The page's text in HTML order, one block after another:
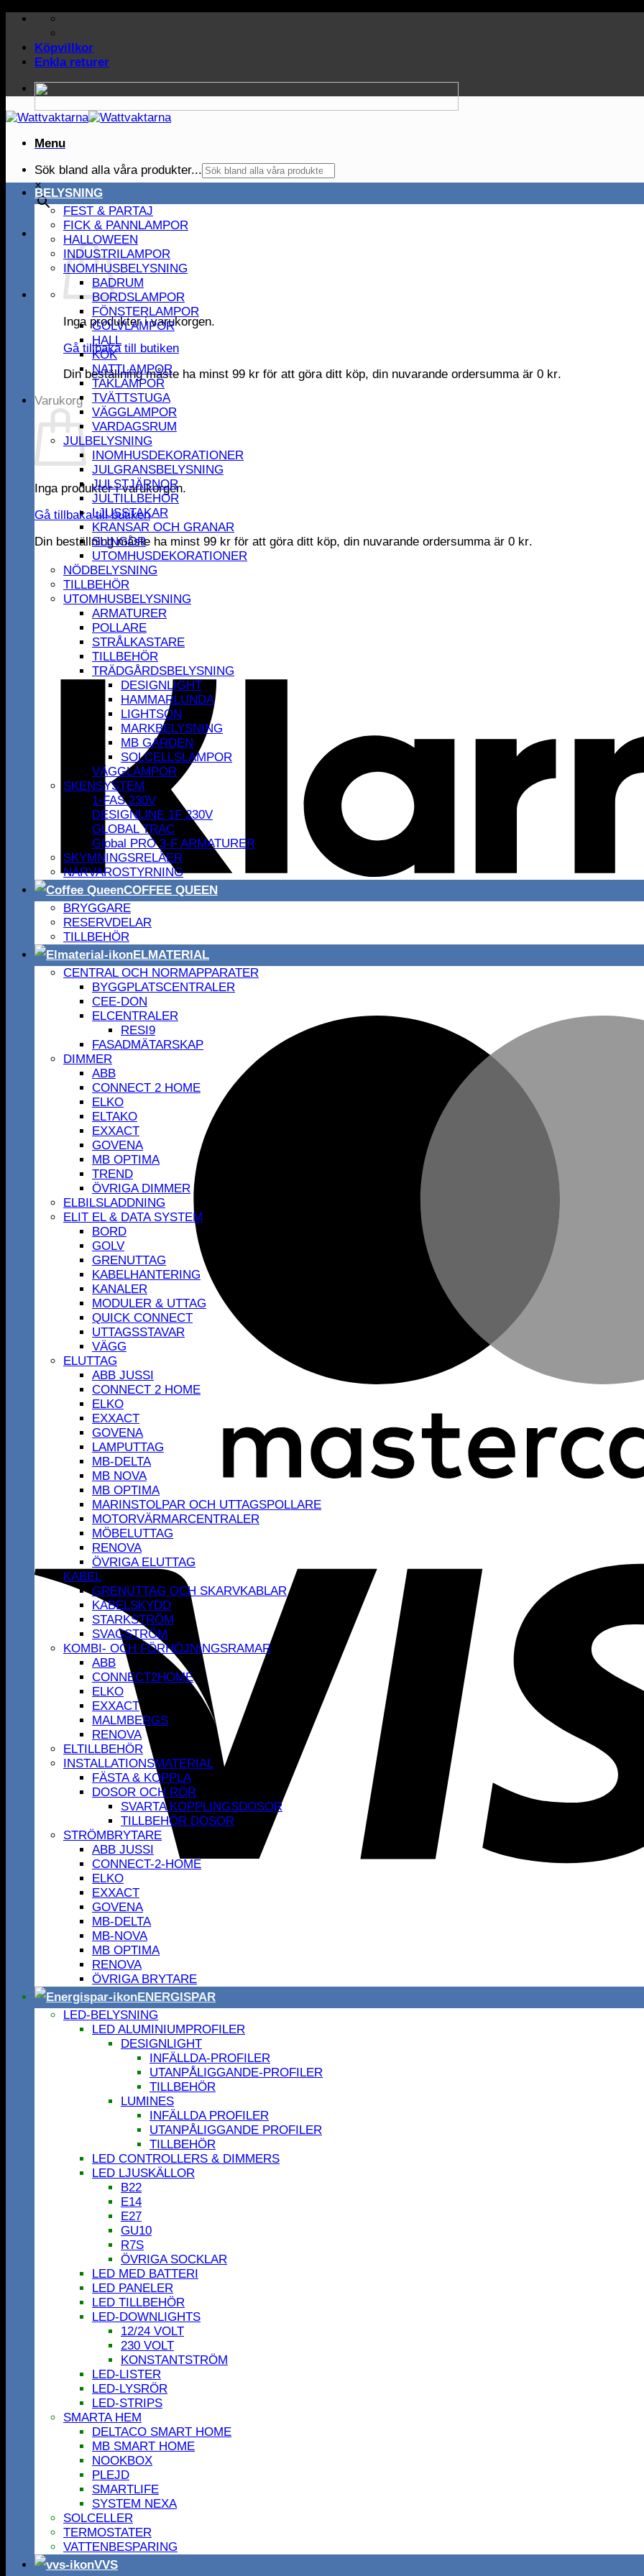
Skip
contentKöpvillkor
Enkla returer
Menu
Sök bland alla våra produkter...
×
Inga produkter i varukorgen.
Gå tillbaka till butiken
Din beställning måste ha minst 99 kr för att göra ditt köp, din nuvarande ordersumma är 0 kr.
Varukorg
Inga produkter i varukorgen.
Gå tillbaka till butiken
Din beställning måste ha minst 99 kr för att göra ditt köp, din nuvarande ordersumma är 0 kr.
BELYSNING
FEST & PARTAJ
FICK & PANNLAMPOR
HALLOWEEN
INDUSTRILAMPOR
INOMHUSBELYSNING
BADRUM
BORDSLAMPOR
FÖNSTERLAMPOR
GOLVLAMPOR
HALL
KÖK
NATTLAMPOR
TAKLAMPOR
TVÄTTSTUGA
VÄGGLAMPOR
VARDAGSRUM
JULBELYSNING
INOMHUSDEKORATIONER
JULGRANSBELYSNING
JULSTJÄRNOR
JULTILLBEHÖR
LJUSSTAKAR
KRANSAR OCH GRANAR
SLINGOR
UTOMHUSDEKORATIONER
NÖDBELYSNING
TILLBEHÖR
UTOMHUSBELYSNING
ARMATURER
POLLARE
STRÅLKASTARE
TILLBEHÖR
TRÄDGÅRDSBELYSNING
DESIGNLIGHT
HAMMARLUNDA
LIGHTSON
MARKBELYSNING
MB GARDEN
SOLCELLSLAMPOR
VÄGGLAMPOR
SKENSYSTEM
1-FAS 230V
DESIGNLINE 1F 230V
GLOBAL TRAC
Global PRO 3-F ARMATURER
SKYMNINGSRELÄER
NÄRVAROSTYRNING
COFFEE QUEEN
BRYGGARE
RESERVDELAR
TILLBEHÖR
ELMATERIAL
CENTRAL OCH NORMAPPARATER
BYGGPLATSCENTRALER
CEE-DON
ELCENTRALER
RESI9
FASADMÄTARSKAP
DIMMER
ABB
CONNECT 2 HOME
ELKO
ELTAKO
EXXACT
GOVENA
MB OPTIMA
TREND
ÖVRIGA DIMMER
ELBILSLADDNING
ELIT EL & DATA SYSTEM
BORD
GOLV
GRENUTTAG
KABELHANTERING
KANALER
MODULER & UTTAG
QUICK CONNECT
UTTAGSSTAVAR
VÄGG
ELUTTAG
ABB JUSSI
CONNECT 2 HOME
ELKO
EXXACT
GOVENA
LAMPUTTAG
MB-DELTA
MB NOVA
MB OPTIMA
MARINSTOLPAR OCH UTTAGSPOLLARE
MOTORVÄRMARCENTRALER
MÖBELUTTAG
RENOVA
ÖVRIGA ELUTTAG
KABEL
GRENUTTAG OCH SKARVKABLAR
KABELSKYDD
STARKSTRÖM
SVAGSTRÖM
KOMBI- OCH FÖRHÖJNINGSRAMAR
ABB
CONNECT2HOME
ELKO
EXXACT
MALMBERGS
RENOVA
ELTILLBEHÖR
INSTALLATIONSMATERIAL
FÄSTA & KOPPLA
DOSOR OCH RÖR
SVARTA KOPPLINGSDOSOR
TILLBEHÖR DOSOR
STRÖMBRYTARE
ABB JUSSI
CONNECT-2-HOME
ELKO
EXXACT
GOVENA
MB-DELTA
MB-NOVA
MB OPTIMA
RENOVA
ÖVRIGA BRYTARE
ENERGISPAR
LED-BELYSNING
LED ALUMINIUMPROFILER
DESIGNLIGHT
INFÄLLDA-PROFILER
UTANPÅLIGGANDE-PROFILER
TILLBEHÖR
LUMINES
INFÄLLDA PROFILER
UTANPÅLIGGANDE PROFILER
TILLBEHÖR
LED CONTROLLERS & DIMMERS
LED LJUSKÄLLOR
B22
E14
E27
GU10
R7S
ÖVRIGA SOCKLAR
LED MED BATTERI
LED PANELER
LED TILLBEHÖR
LED-DOWNLIGHTS
12/24 VOLT
230 VOLT
KONSTANTSTRÖM
LED-LISTER
LED-LYSRÖR
LED-STRIPS
SMARTA HEM
DELTACO SMART HOME
MB SMART HOME
NOOKBOX
PLEJD
SMARTLIFE
SYSTEM NEXA
SOLCELLER
TERMOSTATER
VATTENBESPARING
VVS